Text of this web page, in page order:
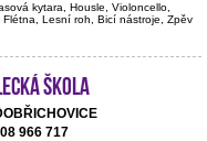
kytara, Housle, Violoncello,
Lesní roh, Bicí nástroje, Zpěv
škola
966 717